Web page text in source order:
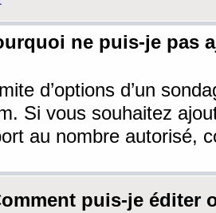
ne puis-je pas
d’options d’un
Si vous souhaitez
au nombre autorisé,
puis-je éditer